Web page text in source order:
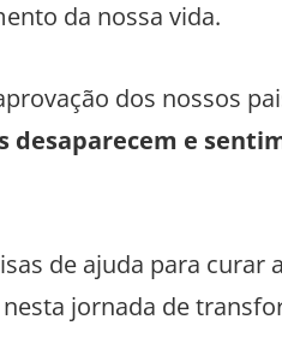
da nossa vida.
dos nossos
desaparecem e
de ajuda para curar
jornada de